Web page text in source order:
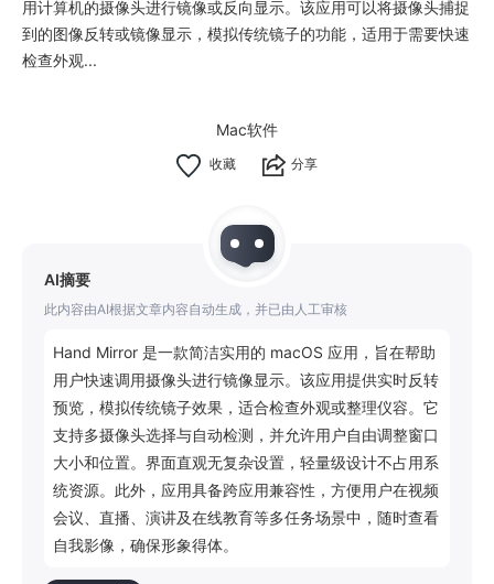
用计算机的摄像头进行镜像或反向显示。该应用可以将摄像头捕捉
到的图像反转或镜像显示，模拟传统镜子的功能，适用于需要快速
检查外观...
Mac软件
分享
AI摘要
此内容由AI根据文章内容自动生成，并已由人工审核
Hand Mirror 是一款简洁实用的 macOS 应用，旨在帮助
用户快速调用摄像头进行镜像显示。该应用提供实时反转
预览，模拟传统镜子效果，适合检查外观或整理仪容。它
支持多摄像头选择与自动检测，并允许用户自由调整窗口
大小和位置。界面直观无复杂设置，轻量级设计不占用系
统资源。此外，应用具备跨应用兼容性，方便用户在视频
会议、直播、演讲及在线教育等多任务场景中，随时查看
自我影像，确保形象得体。